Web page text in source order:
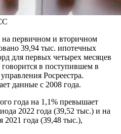
первичном и вторичном
39,94 тыс. ипотечных
для первых четырех месяцев
в поступившем в
Росреестра.
данные с 2008 года.
года на 1,1% превышает
2022 года (39,52 тыс.) и на
2021 года (39,48 тыс.),